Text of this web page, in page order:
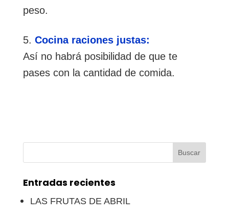
peso.
Cocina raciones justas:
Así no habrá posibilidad de que te
pases con la cantidad de comida.
Entradas recientes
LAS FRUTAS DE ABRIL